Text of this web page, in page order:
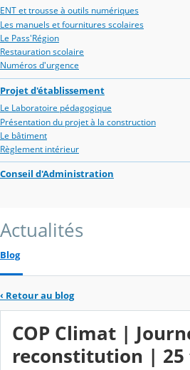
ENT et trousse à outils numériques
Les manuels et fournitures scolaires
Le Pass'Région
Restauration scolaire
Numéros d'urgence
Projet d'établissement
Le Laboratoire pédagogique
Présentation du projet à la construction
Le bâtiment
Règlement intérieur
Conseil d'Administration
Actualités
Blog
‹ Retour au blog
COP Climat |
reconstitution | 25